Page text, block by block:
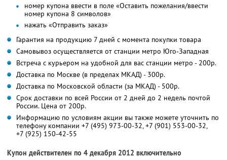
номер купона ввести в поле «Оставить пожелания/ввести
номер купона 8 символов»
нажать «Отправить заказ»
Гарантия на продукцию 7 дней с момента покупки товара
Самовывоз осуществляется от станции метро Юго-Западная
Встреча с курьером на удобной для вас станции метро - 200р.
Доставка по Москве (в пределах МКАД) - 300р.
Доставка по Московской области (за МКАД) - 500р.
Срок доставки по всей России от 2 дней до 2 недель почтой
России. Цена от 200р.
Информацию по условиям акции вы также можете уточнить по
телефону компании +7 (495) 973-00-32, +7 (901) 553-00-32,
+7 (925) 150-42-55
Купон действителен по 4 декабря 2012 включительно